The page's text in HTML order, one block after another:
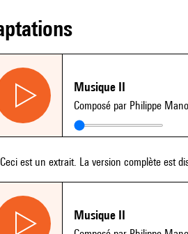
Musique II
Composé par Philippe
Ceci est un extrait. La version complète est
Musique II